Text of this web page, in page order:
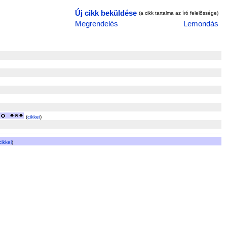
Új cikk beküldése (a cikk tartalma az író felelõssége)
Megrendelés Lemondás
(cikkei)
)